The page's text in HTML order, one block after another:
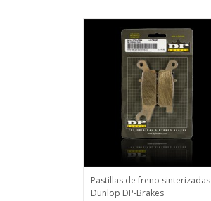
VER OPCIONES
Pastillas de freno sinterizadas
Dunlop DP-Brakes